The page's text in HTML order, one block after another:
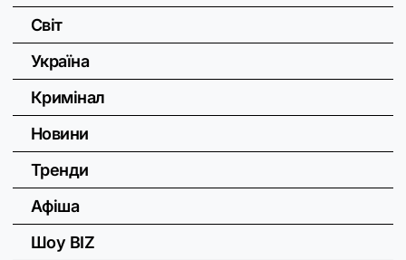
Світ
Україна
Кримінал
Новини
Тренди
Афіша
Шоу BIZ